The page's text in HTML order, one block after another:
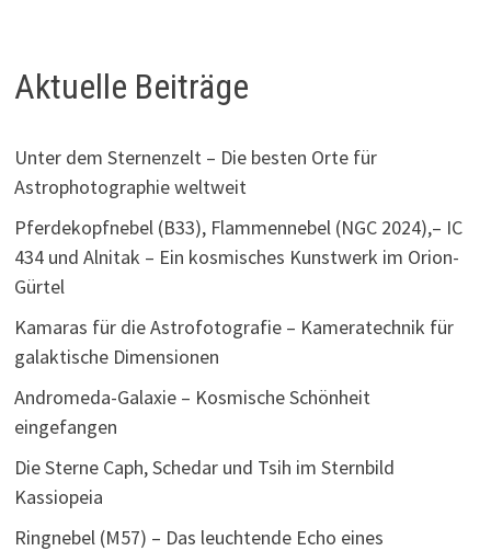
Aktuelle Beiträge
Unter dem Sternenzelt – Die besten Orte für
Astrophotographie weltweit
Pferdekopfnebel (B33), Flammennebel (NGC 2024),– IC
434 und Alnitak – Ein kosmisches Kunstwerk im Orion-
Gürtel
Kamaras für die Astrofotografie – Kameratechnik für
galaktische Dimensionen
Andromeda-Galaxie – Kosmische Schönheit
eingefangen
Die Sterne Caph, Schedar und Tsih im Sternbild
Kassiopeia
Ringnebel (M57) – Das leuchtende Echo eines